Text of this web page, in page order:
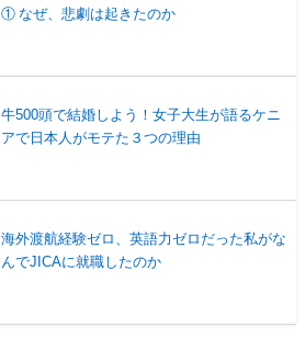
① なぜ、悲劇は起きたのか
牛500頭で結婚しよう！女子大生が語るケニ
アで日本人がモテた３つの理由
海外渡航経験ゼロ、英語力ゼロだった私がな
んでJICAに就職したのか